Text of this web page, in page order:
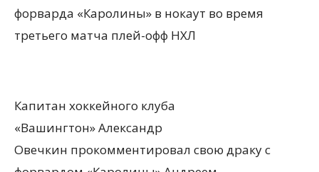
форварда «Каролины» в нокаут во время
третьего матча плей-офф НХЛ
Капитан хоккейного клуба
«Вашингтон» Александр
Овечкин прокомментировал свою драку с